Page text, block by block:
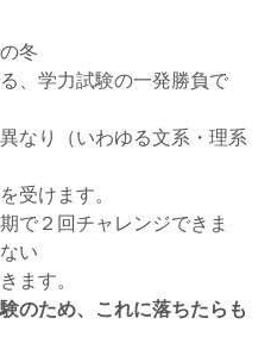
冬
学力試験の一発勝負で
り（いわゆる文系・理系
けます。
２回チャレンジできま
い
す。
のため、これに落ちたらも